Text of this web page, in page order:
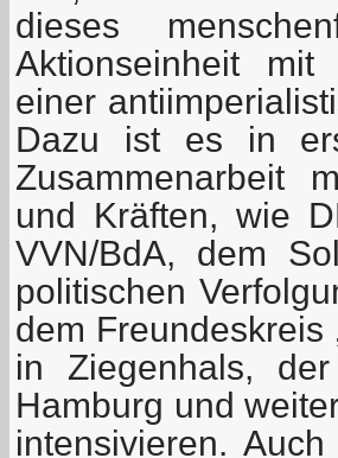
dieses
Aktionseinheit
einer
Dazu ist es in
Zusammenarbeit
und Kräften, wie
VVN/BdA, dem
politischen
dem Freundeskreis
in Ziegenhals,
Hamburg und
intensivieren.